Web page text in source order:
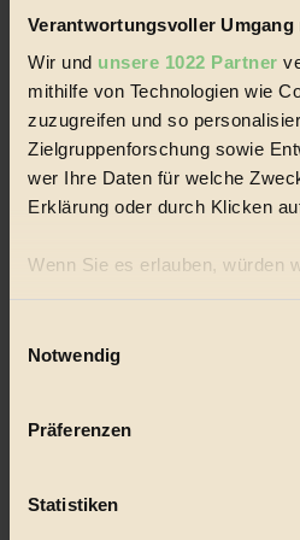
Verantwortungsvoller Umgang
Wir und unsere 1022 Partner
mithilfe von Technologien wie
zuzugreifen und so
Zielgruppenforschung sowie
wer Ihre Daten für welche
Erklärung oder durch Klicken
Wenn Sie es erlauben, würden
Informationen über Ihre
Ihr Gerät durch aktives
Präferenzen im
biorama.eu
Notwendig
Präferenzen
Statistiken
Natur
kinderbuch
#
nachhaltig